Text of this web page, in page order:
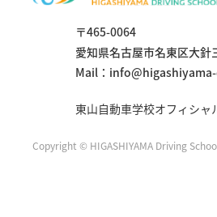
〒465-0064
愛知県名古屋市名東区大針
Mail：
東山自動車学校オフィシャ
Copyright © HIGASHIYAMA Driving